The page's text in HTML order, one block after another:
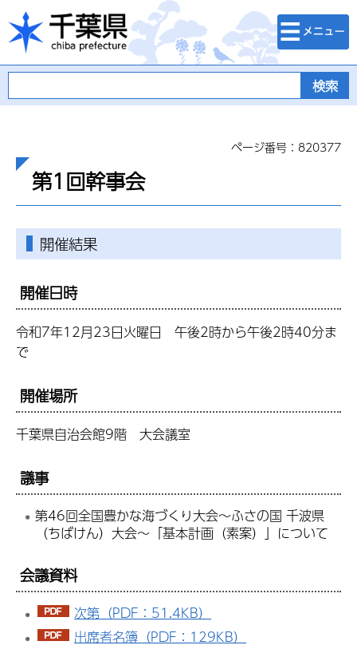
千葉県
検索・メニュ
ー
ページ番号：820377
第1回幹事会
開催結果
開催日時
令和7年12月23日火曜日 午後2時から午後2時40分ま
で
開催場所
千葉県自治会館9階 大会議室
議事
第46回全国豊かな海づくり大会～ふさの国 千波県
（ちばけん）大会～「基本計画（素案）」について
会議資料
次第（PDF：51.4KB）
出席者名簿（PDF：129KB）